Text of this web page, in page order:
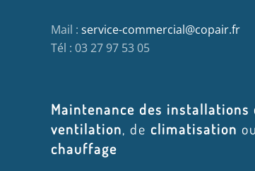
Mail : service-commercial@copair.fr
Tél : 03 27 97 53 05
Maintenance des installations
ventilation, de climatisation
chauffage